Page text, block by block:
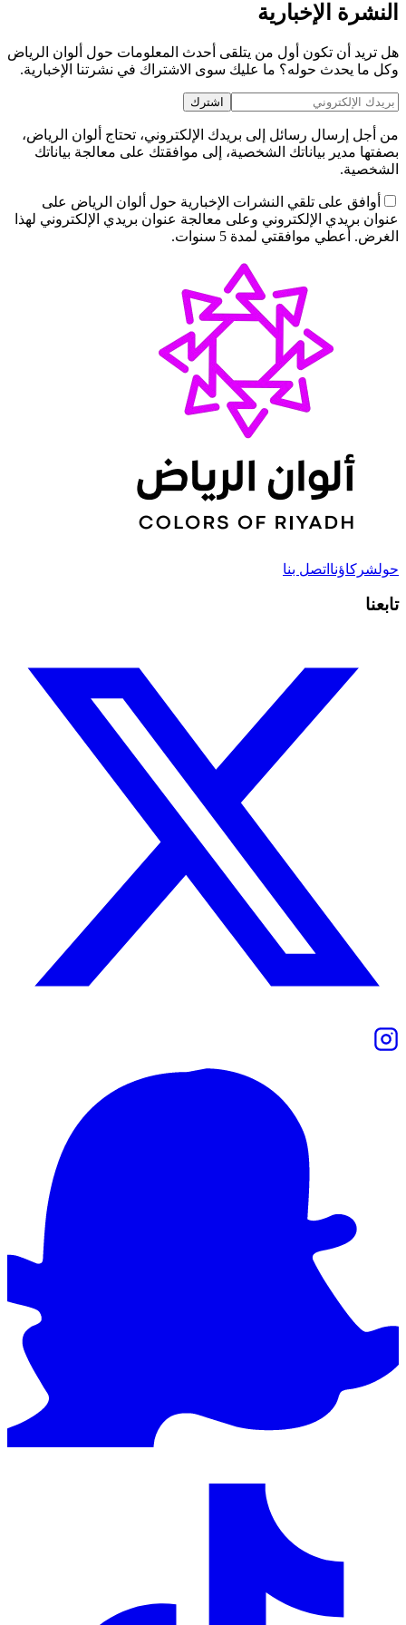
النشرة الإخبارية
هل تريد أن تكون أول من يتلقى أحدث المعلومات حول ألوان الرياض
وكل ما يحدث حوله؟ ما عليك سوى الاشتراك في نشرتنا الإخبارية.
اشترك
من أجل إرسال رسائل إلى بريدك الإلكتروني، تحتاج ألوان الرياض،
بصفتها مدير بياناتك الشخصية، إلى موافقتك على معالجة بياناتك
الشخصية.
أوافق على تلقي النشرات الإخبارية حول ألوان الرياض على
عنوان بريدي الإلكتروني وعلى معالجة عنوان بريدي الإلكتروني لهذا
الغرض. أعطي موافقتي لمدة 5 سنوات.
حولشركاؤنا اتصل بنا
تابعنا